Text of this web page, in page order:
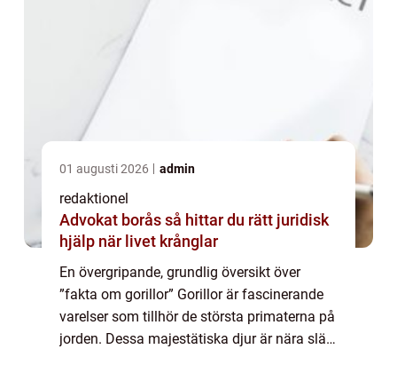
01 augusti 2026 admin
redaktionel
Advokat borås så hittar du rätt juridisk
hjälp när livet krånglar
En övergripande, grundlig översikt över
”fakta om gorillor” Gorillor är fascinerande
varelser som tillhör de största primaterna på
jorden. Dessa majestätiska djur är nära släkt